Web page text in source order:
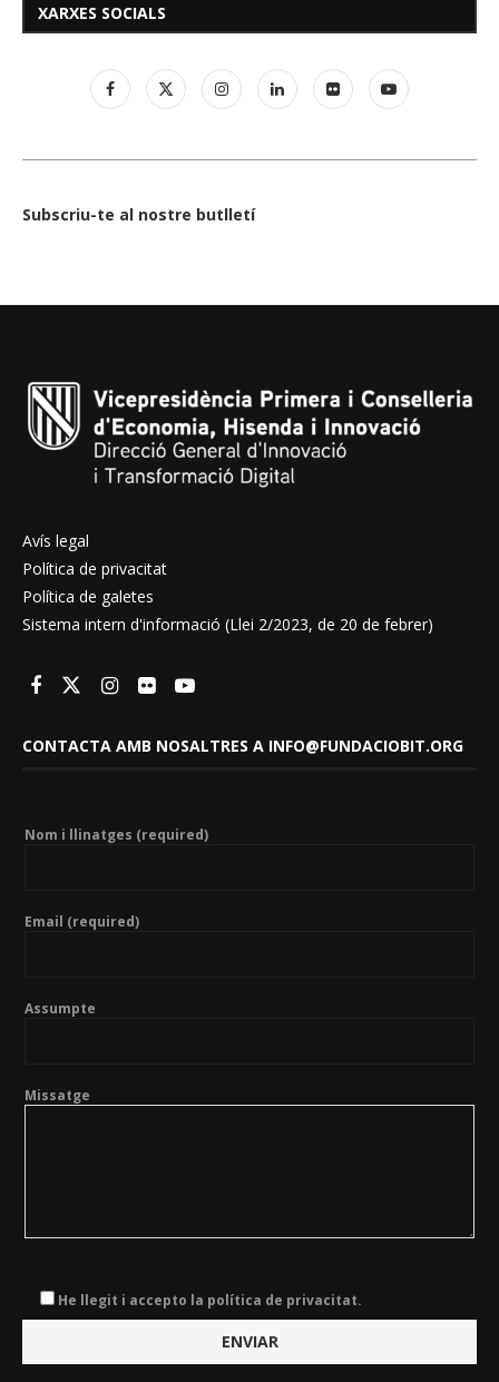
XARXES SOCIALS
Subscriu-te al nostre butlletí
Avís legal
Política de privacitat
Política de galetes
Sistema intern d'informació (Llei 2/2023, de 20 de febrer)
CONTACTA AMB NOSALTRES A INFO@FUNDACIOBIT.ORG
Nom i llinatges (required)
Email (required)
Assumpte
Missatge
He llegit i accepto la política de privacitat.